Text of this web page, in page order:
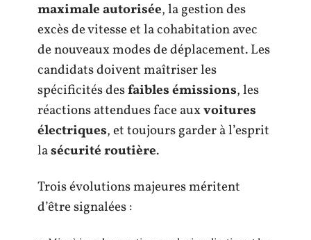
maximale autorisée, la gestion des
excès de vitesse et la cohabitation avec
de nouveaux modes de déplacement. Les
candidats doivent maîtriser les
spécificités desfaibles émissions, les
réactions attendues face auxvoitures
électriques, et toujours garder à l’esprit
lasécurité routière.
Trois évolutions majeures méritent
d’être signalées :